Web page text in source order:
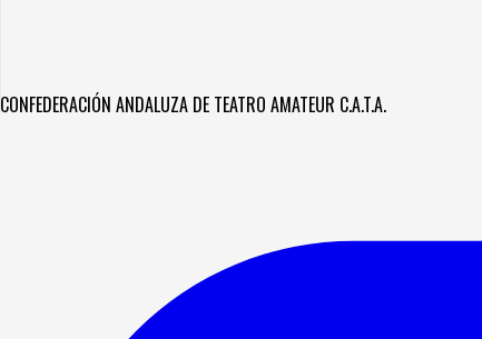
CONFEDERACIÓN ANDALUZA DE TEATRO AMATEUR C.A.T.A.